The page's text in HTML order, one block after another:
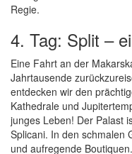
Regie.
4. Tag: Split –
Eine Fahrt an der
Jahrtausende
entdecken wir den
Kathedrale und
junges Leben! Der Palast
Splicani. In den schmalen
und aufregende